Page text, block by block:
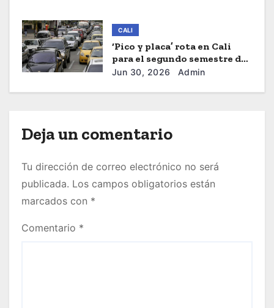
s
CALI
‘Pico y placa’ rota en Cali
para el segundo semestre de
2026
Jun 30, 2026 Admin
Deja un comentario
Tu dirección de correo electrónico no será
publicada. Los campos obligatorios están
marcados con *
Comentario *